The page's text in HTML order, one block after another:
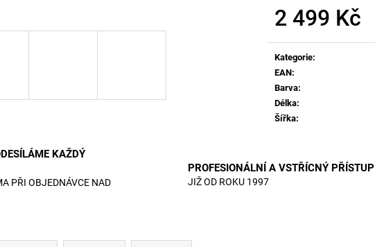
2 499 Kč
Kategorie:
EAN:
Barva:
Délka:
Šířka:
KAŽDÝ
PŘI OBJEDNÁVCE NAD
PROFESIONÁLNÍ A VSTŘÍCNÝ PŘÍSTUP
JIŽ OD ROKU 1997